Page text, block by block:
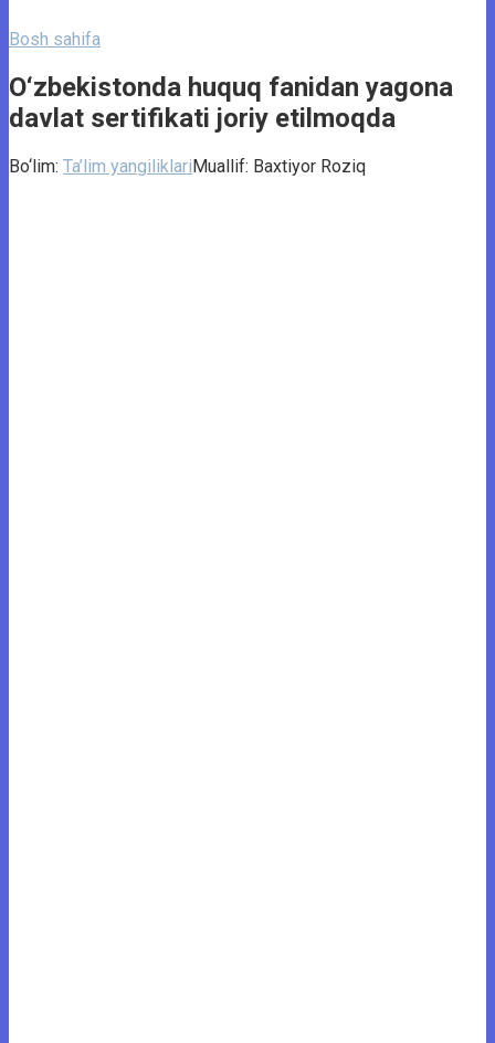
Bosh sahifa
O‘zbekistonda huquq fanidan yagona
davlat sertifikati joriy etilmoqda
Bo‘lim: Ta’lim yangiliklariMuallif: Baxtiyor Roziq